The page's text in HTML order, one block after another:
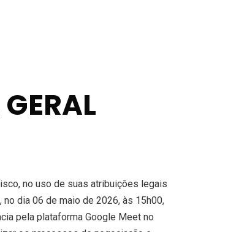
no uso de suas atribuições legais
dia 06 de maio de 2026, às 15h00,
pela plataforma Google Meet no